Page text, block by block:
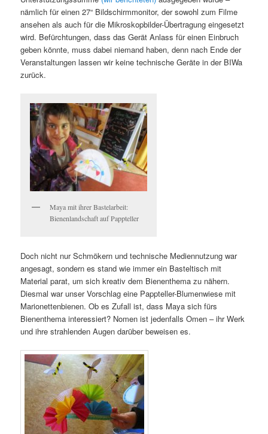
nämlich für einen 27“ Bildschirmmonitor, der sowohl zum Filme
ansehen als auch für die Mikroskopbilder-Übertragung eingesetzt
wird. Befürchtungen, dass das Gerät Anlass für einen Einbruch
geben könnte, muss dabei niemand haben, denn nach Ende der
Veranstaltungen lassen wir keine technische Geräte in der BIWa
zurück.
Maya mit ihrer Bastelarbeit:
Bienenlandschaft auf Pappteller
Doch nicht nur Schmökern und technische Mediennutzung war
angesagt, sondern es stand wie immer ein Basteltisch mit
Material parat, um sich kreativ dem Bienenthema zu nähern.
Diesmal war unser Vorschlag eine Pappteller-Blumenwiese mit
Marionettenbienen. Ob es Zufall ist, dass Maya sich fürs
Bienenthema interessiert? Nomen ist jedenfalls Omen – ihr Werk
und ihre strahlenden Augen darüber beweisen es.